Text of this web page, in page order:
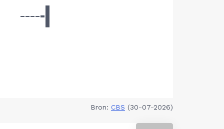
Bron: CBS (30-07-2026)